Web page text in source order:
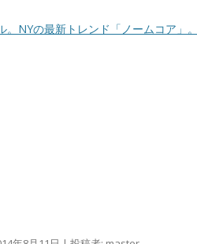
。NYの最新トレンド「ノームコア